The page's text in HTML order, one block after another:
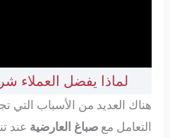
لماذا يفضل العملاء
هناك العديد من الأسباب التي
التعامل معصباغ العارضية عند